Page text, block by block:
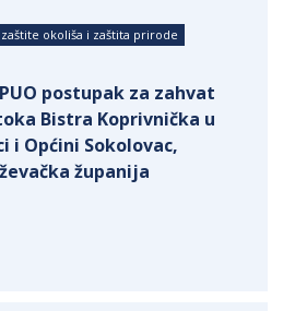
okoliša i zaštita prirode
postupak za zahvat
Bistra Koprivnička u
i Općini Sokolovac,
županija